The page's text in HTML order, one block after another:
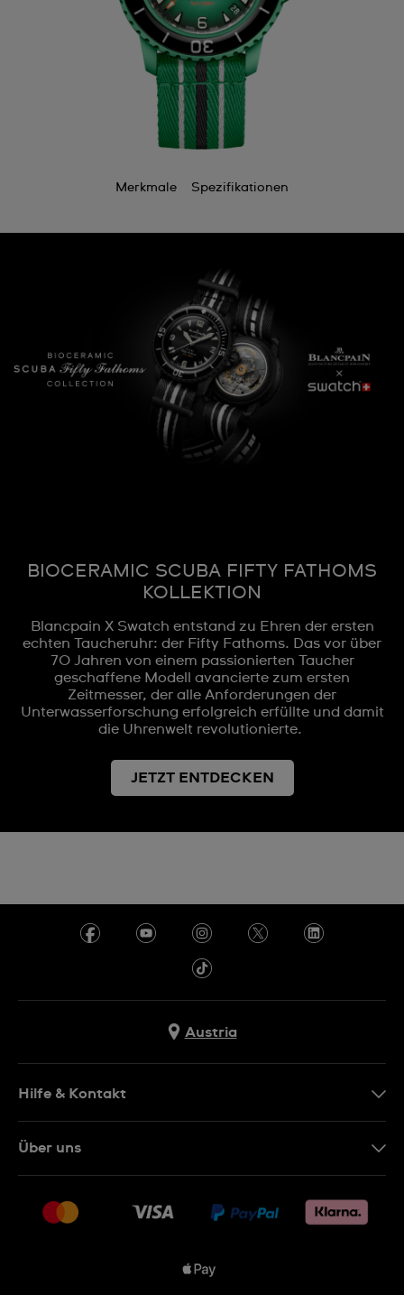
Merkmale Spezifikationen
BIOCERAMIC SCUBA FIFTY FATHOMS
KOLLEKTION
Blancpain X Swatch entstand zu Ehren der ersten
echten Taucheruhr: der Fifty Fathoms. Das vor über
70 Jahren von einem passionierten Taucher
geschaffene Modell avancierte zum ersten
Zeitmesser, der alle Anforderungen der
Unterwasserforschung erfolgreich erfüllte und damit
die Uhrenwelt revolutionierte.
JETZT ENTDECKEN
Austria
Hilfe & Kontakt
Rückgaberecht
Über uns
Jobs